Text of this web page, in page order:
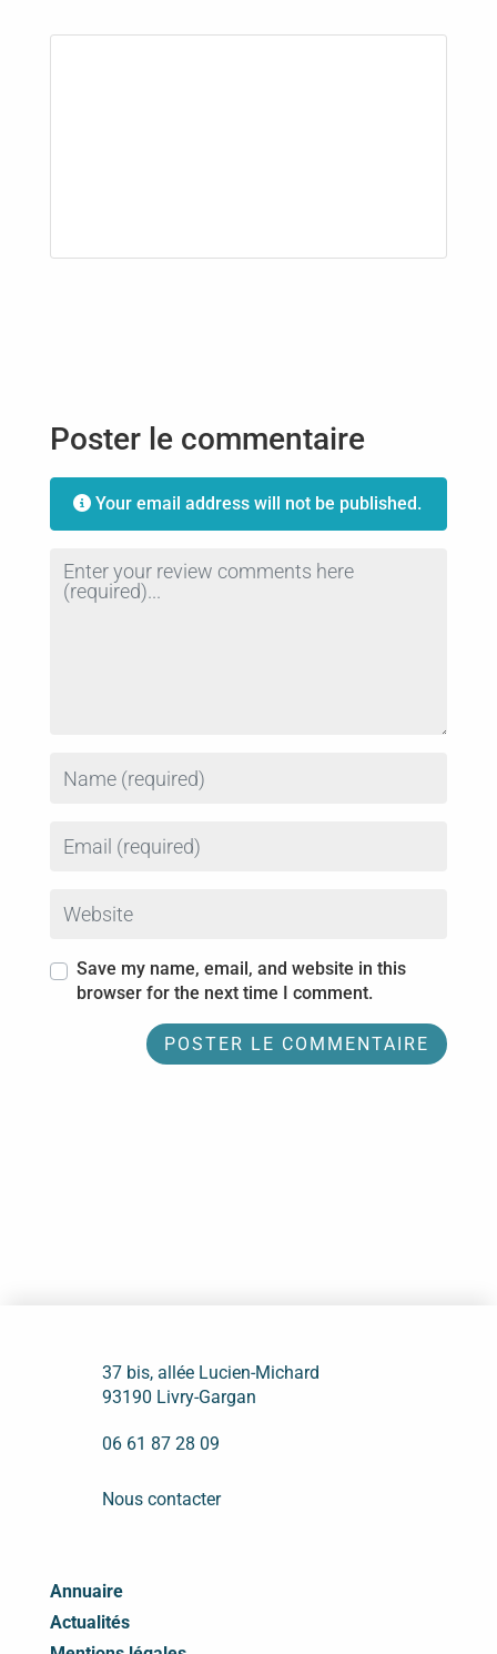
Poster le commentaire
Your email address will not be published.
Review text
Save my name, email, and website in this
browser for the next time I comment.
37 bis, allée Lucien-Michard
93190 Livry-Gargan
06 61 87 28 09
Nous contacter
Annuaire
Actualités